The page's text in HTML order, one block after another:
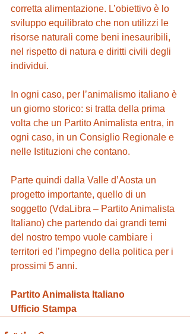
corretta alimentazione. L’obiettivo è lo
sviluppo equilibrato che non utilizzi le
risorse naturali come beni inesauribili,
nel rispetto di natura e diritti civili degli
individui.
In ogni caso, per l’animalismo italiano è
un giorno storico: si tratta della prima
volta che un Partito Animalista entra, in
ogni caso, in un Consiglio Regionale e
nelle Istituzioni che contano.
Parte quindi dalla Valle d’Aosta un
progetto importante, quello di un
soggetto (VdaLibra – Partito Animalista
Italiano) che partendo dai grandi temi
del nostro tempo vuole cambiare i
territori ed l’impegno della politica per i
prossimi 5 anni.
Partito Animalista Italiano
Ufficio Stampa